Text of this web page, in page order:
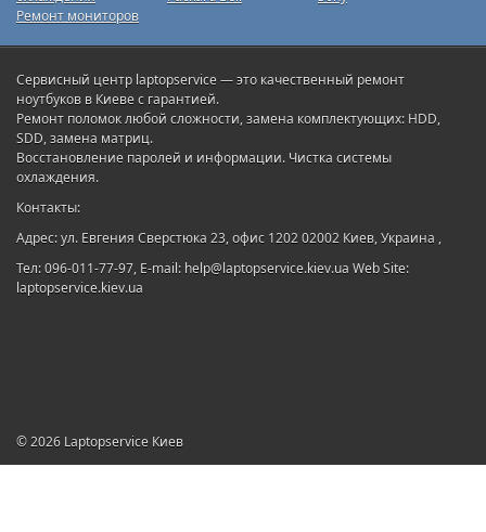
Ремонт мониторов
Сервисный центр laptopservice — это качественный ремонт
ноутбуков в Киеве с гарантией.
Ремонт поломок любой сложности, замена комплектующих: HDD,
SDD, замена матриц.
Восстановление паролей и информации. Чистка системы
охлаждения.
Контакты:
Адрес: ул. Евгения Сверстюка 23, офис 1202 02002 Киев, Украина ,
Тел: 096-011-77-97, E-mail: help@laptopservice.kiev.ua Web Site:
laptopservice.kiev.ua
© 2026 Laptopservice Киев